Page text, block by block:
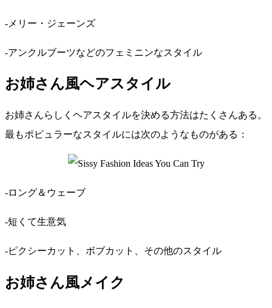
-メリー・ジェーンズ
-アンクルブーツなどのフェミニンなスタイル
お姉さん風ヘアスタイル
お姉さんらしくヘアスタイルを決める方法はたくさんある。
最もポピュラーなスタイルには次のようなものがある：
-ロング＆ウェーブ
-短くて生意気
-ピクシーカット、ボブカット、その他のスタイル
お姉さん風メイク